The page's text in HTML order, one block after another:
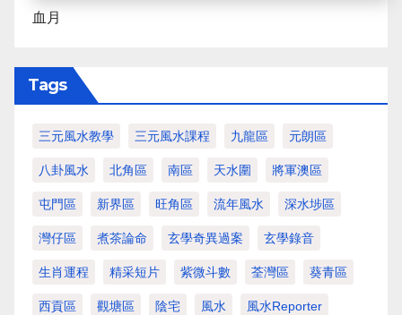
血月
Tags
三元風水教學 三元風水課程 九龍區 元朗區
八卦風水 北角區 南區 天水圍 將軍澳區
屯門區 新界區 旺角區 流年風水 深水埗區
灣仔區 煮茶論命 玄學奇異過案 玄學錄音
生肖運程 精采短片 紫微斗數 荃灣區 葵青區
西貢區 觀塘區 陰宅 風水 風水Reporter